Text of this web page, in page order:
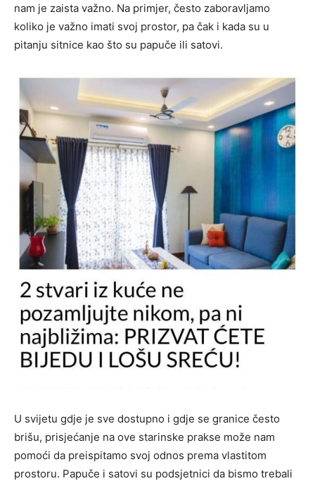
nam je zaista važno. Na primjer, često zaboravljamo
koliko je važno imati svoj prostor, pa čak i kada su u
pitanju sitnice kao što su papuče ili satovi.
U svijetu gdje je sve dostupno i gdje se granice često
brišu, prisjećanje na ove starinske prakse može nam
pomoći da preispitamo svoj odnos prema vlastitom
prostoru. Papuče i satovi su podsjetnici da bismo trebali